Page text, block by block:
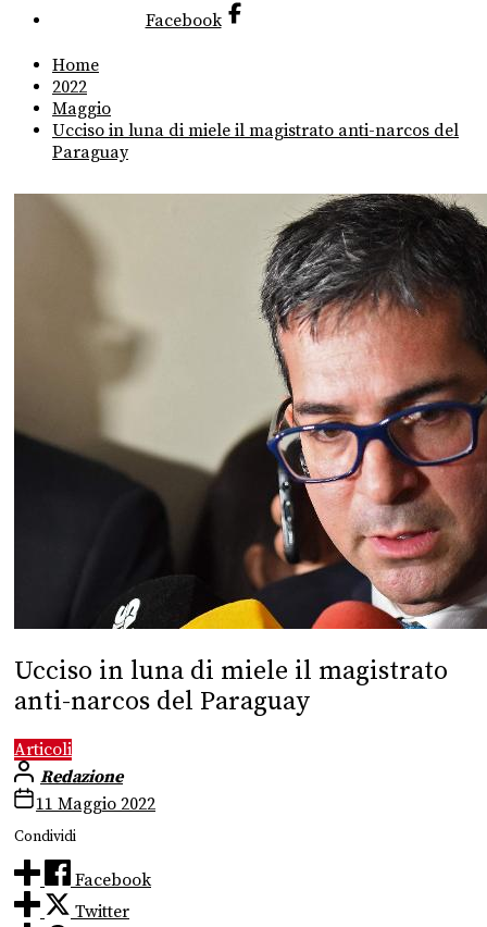
Facebook
Home
2022
Maggio
Ucciso in luna di miele il magistrato anti-narcos del
Paraguay
Ucciso in luna di miele il magistrato
anti-narcos del Paraguay
Articoli
Redazione
11 Maggio 2022
Condividi
Facebook
Twitter